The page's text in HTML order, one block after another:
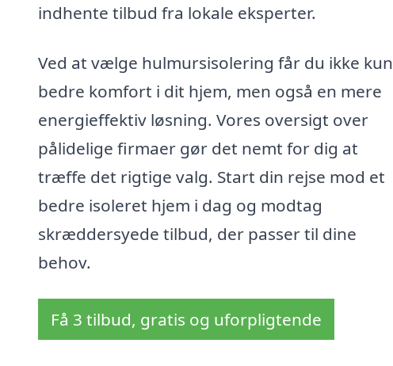
indhente tilbud fra lokale eksperter.
Ved at vælge hulmursisolering får du ikke kun
bedre komfort i dit hjem, men også en mere
energieffektiv løsning. Vores oversigt over
pålidelige firmaer gør det nemt for dig at
træffe det rigtige valg. Start din rejse mod et
bedre isoleret hjem i dag og modtag
skræddersyede tilbud, der passer til dine
behov.
Få 3 tilbud, gratis og uforpligtende